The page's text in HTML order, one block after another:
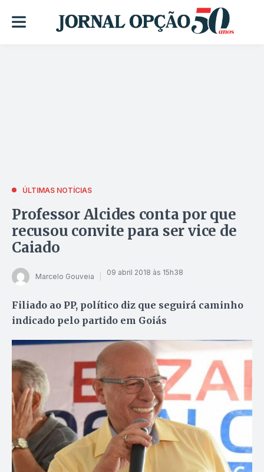
ÚLTIMAS NOTÍCIAS
Professor Alcides conta por que
recusou convite para ser vice de
Caiado
Marcelo Gouveia 09 abril 2018 às 15h38
Filiado ao PP, político diz que seguirá caminho
indicado pelo partido em Goiás